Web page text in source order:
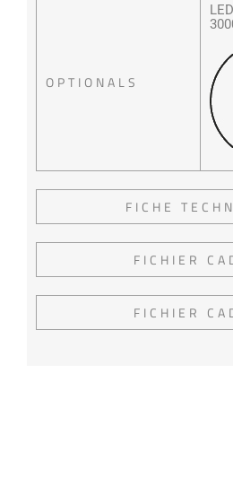
OPTIONALS
FICHE
FICHIER
FICHIER